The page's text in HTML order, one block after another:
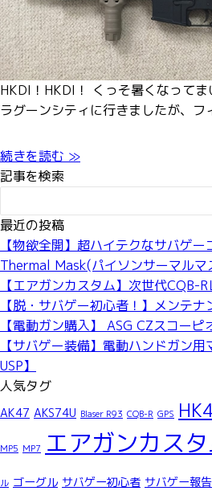
HKDI！HKDI！ くっそ暑くなって
ラグーンシティに行きましたが、
続きを読む ≫
記事を検索
最近の投稿
【物欲全開】超ハイテクなサバゲ
Thermal Mask(パイソンサーマルマ
【エアガンカスタム】次世代CQB-
【脱・サバゲー初心者！】メンテ
【電動ガン購入】 ASG CZスコー
【サバゲー装備】電動ハンドガン
USP】
人気タグ
AK47 AKS74U Blaser R93 CQB-R GPS
MP5 MP7 エアガンカス
ル ゴーグル サバゲー初心者 サバゲー報告